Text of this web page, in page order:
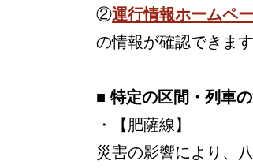
②運行情報ホームペ
の情報が確認できます
■ 特定の区間・列車
・【肥薩線】
災害の影響により、